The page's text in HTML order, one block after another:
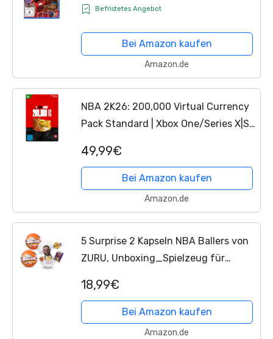
Befristetes Angebot
Bei Amazon kaufen
Amazon.de
NBA 2K26: 200,000 Virtual Currency
Pack Standard | Xbox One/Series X|S
49,99€
Bei Amazon kaufen
Amazon.de
5 Surprise 2 Kapseln NBA Ballers von
ZURU, Unboxing_Spielzeug für
Basketball-Sportspielzeug
18,99€
Bei Amazon kaufen
Amazon.de